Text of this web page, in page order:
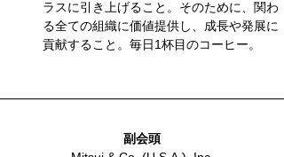
ラスに引き上げること。そのために、関わ
る全ての組織に価値提供し、成長や発展に
貢献すること。毎日1杯目のコーヒー。
副会頭